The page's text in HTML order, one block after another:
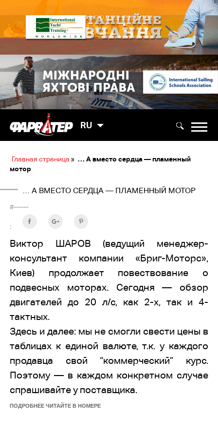
RU
Главная страница » … А вместо сердца — пламенный
мотор
… А ВМЕСТО СЕРДЦА — ПЛАМЕННЫЙ МОТОР
#------
:
Виктор ШАРОВ (ведущий менеджер-
консультант компании «Бриг-Моторс»,
Киев) продолжает повествование о
подвесных моторах. Сегодня — обзор
двигателей до 20 л/с, как 2-х, так и 4-
тактных.
Здесь и далее: мы не смогли свести цены в
таблицах к единой валюте, т.к. у каждого
продавца свой “коммерческий” курс.
Поэтому — в каждом конкретном случае
спрашивайте у поставщика.
ПОДРОБНЕЕ ЧИТАЙТЕ В НОМЕРЕ